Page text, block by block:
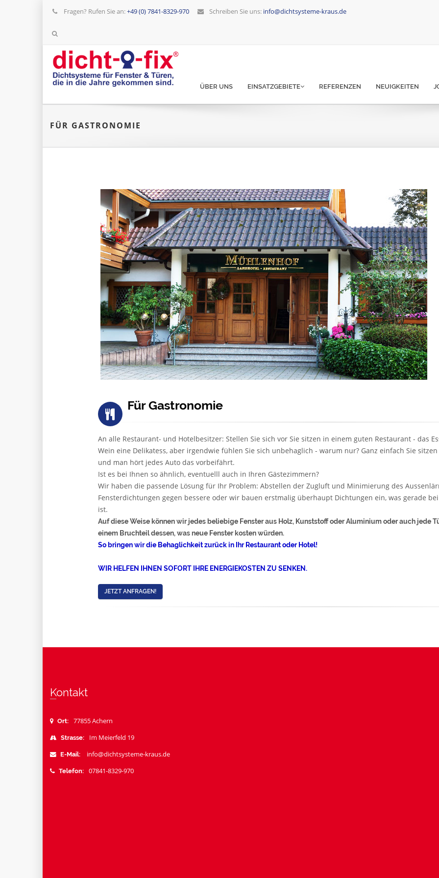
Fragen? Rufen Sie an:+49 (0) 7841-8329-970 Schreiben Sie uns: info@dichtsysteme-kraus.de
ÜBER UNS EINSATZGEBIETE REFERENZEN NEUIGKEITEN
FÜR GASTRONOMIE
Für Gastronomie
An alle Restaurant- und Hotelbesitzer: Stellen Sie sich vor Sie sitzen in einem guten Restaurant - das
Wein eine Delikatess, aber irgendwie fühlen Sie sich unbehaglich - warum nur? Ganz einfach Sie
und man hört jedes Auto das vorbeifährt.
Ist es bei Ihnen so ähnlich, eventuelll auch in Ihren Gästezimmern?
Wir haben die passende Lösung für Ihr Problem: Abstellen der Zugluft und Minimierung des
Fensterdichtungen gegen bessere oder wir bauen erstmalig überhaupt Dichtungen ein, was gerade
ist.
Auf diese Weise können wir jedes beliebige Fenster aus Holz, Kunststoff oder Aluminium oder auch jede
einem Bruchteil dessen, was neue Fenster kosten würden.
So bringen wir die Behaglichkeit zurück in Ihr Restaurant oder Hotel!
WIR HELFEN IHNEN SOFORT IHRE ENERGIEKOSTEN ZU SENKEN.
JETZT ANFRAGEN!
Kontakt
Ort: 77855 Achern
Strasse: Im Meierfeld 19
E-Mail: info@dichtsysteme-kraus.de
Telefon: 07841-8329-970